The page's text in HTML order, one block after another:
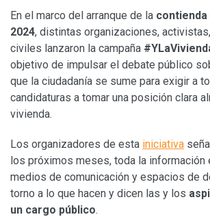
En el marco del arranque de la
2024, distintas organizaciones,
civiles lanzaron la campaña
objetivo de impulsar el debate público
que la ciudadanía se sume para exigir a
candidaturas a tomar una posición clara
vivienda.
Los organizadores de esta iniciativa
los próximos meses, toda la información
medios de comunicación y espacios de
torno a lo que hacen y dicen las y los
un cargo público.